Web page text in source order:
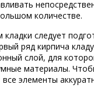
количестве.
следует
ряд кирпича
слой, для
материалы.
элементы